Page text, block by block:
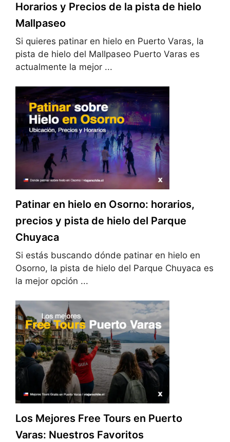
Horarios y Precios de la pista de hielo
Mallpaseo
Si quieres patinar en hielo en Puerto Varas, la
pista de hielo del Mallpaseo Puerto Varas es
actualmente la mejor ...
Patinar en hielo en Osorno: horarios,
precios y pista de hielo del Parque
Chuyaca
Si estás buscando dónde patinar en hielo en
Osorno, la pista de hielo del Parque Chuyaca es
la mejor opción ...
Los Mejores Free Tours en Puerto
Varas: Nuestros Favoritos